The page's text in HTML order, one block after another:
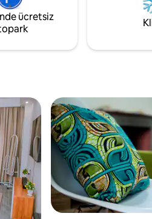
havuzu sıcak günlerde
harika bir ilave özelliktir.
ücretsiz